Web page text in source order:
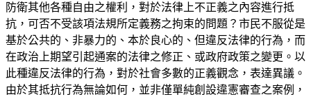
防衛其他各種自由之權利，對於法律上不正義之內容進行抵
抗，可否不受該項法規所定義務之拘束的問題？市民不服從是
基於公共的、非暴力的、本於良心的、但違反法律的行為，而
在政治上期望引起通案的法律之修正、或政府政策之變更。以
此種違反法律的行為，對於社會多數的正義觀念，表達異議。
由於其抵抗行為無論如何，並非僅單純創設違憲審查之案例，